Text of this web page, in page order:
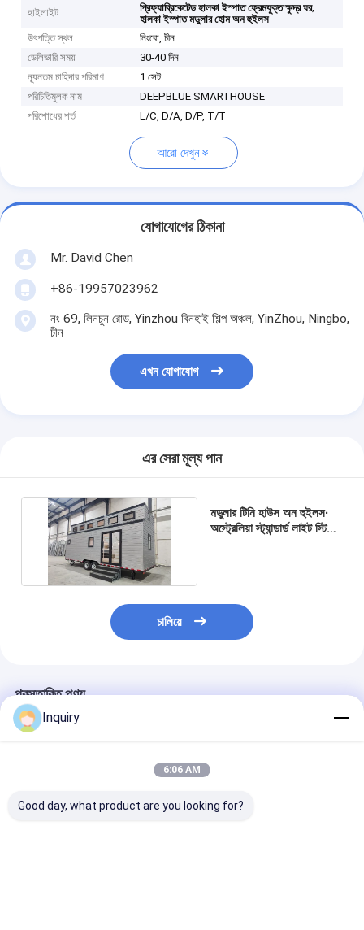
হাইলাইট প্রিফ্যাব্রিকেটেড হালকা ইস্পাত ফ্রেমযুক্ত ক্ষুদ্র ঘর,
হালকা ইস্পাত মডুলার হোম অন হুইলস
উৎপত্তি স্থল
নিংবো, চীন
ডেলিভারি সময়
30-40 দিন
ন্যূনতম চাহিদার পরিমাণ
1 সেট
পরিচিতিমুলক নাম
DEEPBLUE SMARTHOUSE
পরিশোধের শর্ত
L/C, D/A, D/P, T/T
আরো দেখুন
যোগাযোগের ঠিকানা
Mr. David Chen
+86-19957023962
নং 69, লিনচুন রোড, Yinzhou বিনহাই শিল্প অঞ্চল, YinZhou, Ningbo,
চীন
এখন যোগাযোগ
এর সেরা মূল্য পান
মডুলার টিনি হাউস অন হুইলস∙
অস্ট্রেলিয়া স্ট্যান্ডার্ড লাইট স্টিল
চালিয়ে
প্রস্তাবিত পণ্য
Inquiry
6:06 AM
Good day, what product are you looking for?